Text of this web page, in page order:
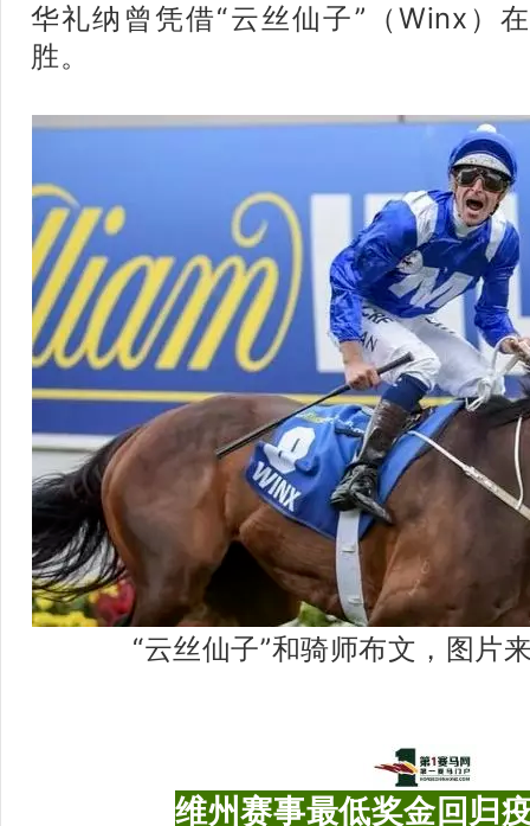
华礼纳曾凭借“云丝仙子”（Winx）
胜。
“云丝仙子”和骑师布文，图片
维州赛事最低奖金回归